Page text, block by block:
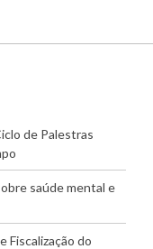
de Palestras
saúde mental e
Fiscalização do